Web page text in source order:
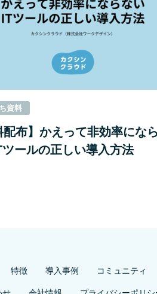
資料
配布】かえって非効率にな
ールの正しい導入方法
特徴 導入事例 コミュニティ